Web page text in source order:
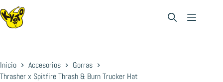
Saltar
al
contenido
Inicio Accesorios
Gorras
Thrasher x Spitfire Thrash & Burn Trucker Hat